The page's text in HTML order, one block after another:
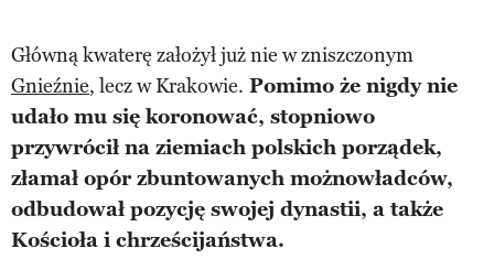
Główną kwaterę założył już nie w zniszczonym
Gnieźnie, lecz w Krakowie. Pomimo że nigdy nie
udało mu się koronować, stopniowo
przywrócił na ziemiach polskich porządek,
złamał opór zbuntowanych możnowładców,
odbudował pozycję swojej dynastii, a także
Kościoła i chrześcijaństwa.